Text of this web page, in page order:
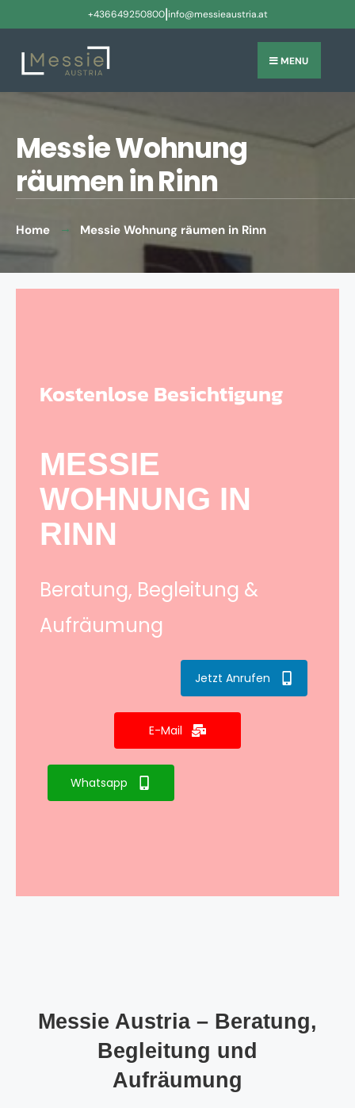
+436649250800|info@messieaustria.at
MENU
Messie Wohnung
räumen in Rinn
Home Messie Wohnung räumen in Rinn
Kostenlose Besichtigung
MESSIE
WOHNUNG IN
RINN
Beratung, Begleitung &
Aufräumung
Jetzt Anrufen
E-Mail
Whatsapp
Messie Austria – Beratung,
Begleitung und
Aufräumung